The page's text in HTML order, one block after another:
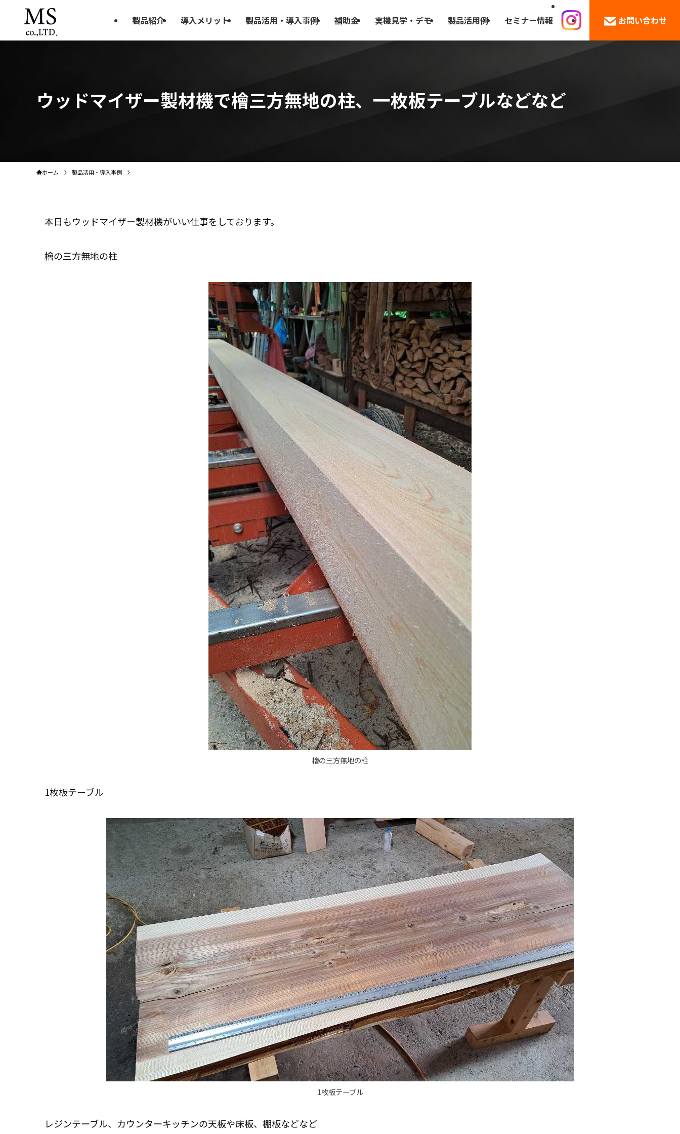
製品紹介 導入メリット 製品活用・導入事例 補助金 実機見学・デモ 製品活用例 セミナー情報 お問い合わせ
ウッドマイザー製材機で檜三方無地の柱、一枚板テーブルなどなど
ホーム 製品活用・導入事例
本日もウッドマイザー製材機がいい仕事をしております。
檜の三方無地の柱
檜の三方無地の柱
1枚板テーブル
1枚板テーブル
レジンテーブル、カウンターキッチンの天板や床板、棚板などなど